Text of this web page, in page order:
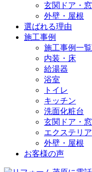
玄関ドア・窓
外壁・屋根
選ばれる理由
施工事例
施工事例一覧
内装・床
給湯器
浴室
トイレ
キッチン
洗面化粧台
玄関ドア・窓
エクステリア
外壁・屋根
お客様の声